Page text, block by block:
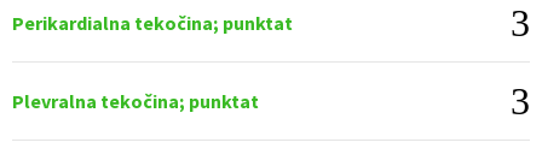
Perikardialna tekočina; punktat
Plevralna tekočina; punktat